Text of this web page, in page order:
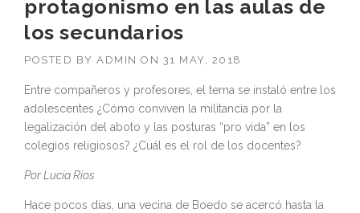
protagonismo en las aulas de
los secundarios
POSTED BY ADMIN ON 31 MAY, 2018
Entre compañeros y profesores, el tema se instaló entre los
adolescentes ¿Cómo conviven la militancia por la
legalización del aboto y las posturas “pro vida” en los
colegios religiosos? ¿Cuál es el rol de los docentes?
Por Lucía Ríos
Hace pocos días, una vecina de Boedo se acercó hasta la